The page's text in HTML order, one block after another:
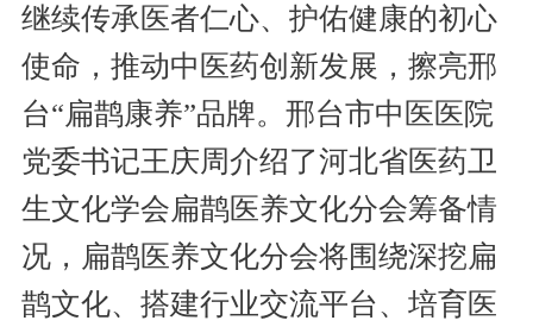
继续传承医者仁心、护佑健康的初心
使命，推动中医药创新发展，擦亮邢
台“扁鹊康养”品牌。邢台市中医医院
党委书记王庆周介绍了河北省医药卫
生文化学会扁鹊医养文化分会筹备情
况，扁鹊医养文化分会将围绕深挖扁
鹊文化、搭建行业交流平台、培育医